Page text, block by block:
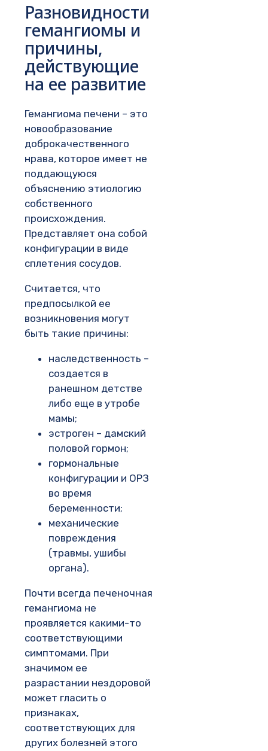
Разновидности
гемангиомы и
причины,
действующие
на ее развитие
Гемангиома печени – это
новообразование
доброкачественного
нрава, которое имеет не
поддающуюся
объяснению этиологию
собственного
происхождения.
Представляет она собой
конфигурации в виде
сплетения сосудов.
Считается, что
предпосылкой ее
возникновения могут
быть такие причины:
наследственность –
создается в
ранешном детстве
либо еще в утробе
мамы;
эстроген – дамский
половой гормон;
гормональные
конфигурации и ОРЗ
во время
беременности;
механические
повреждения
(травмы, ушибы
органа).
Почти всегда печеночная
гемангиома не
проявляется какими-то
соответствующими
симптомами. При
значимом ее
разрастании нездоровой
может гласить о
признаках,
соответствующих для
других болезней этого